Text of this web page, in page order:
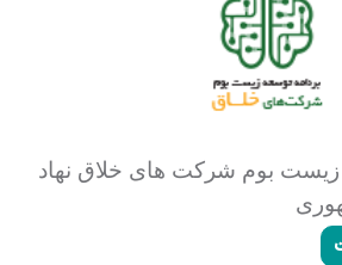
زیست بوم شرکت های خلاق نهاد